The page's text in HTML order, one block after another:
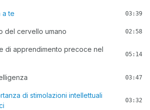
a te 03:39
del cervello umano 02:58
di apprendimento precoce nel
05:14
03:47
di stimolazioni intellettuali
03:32